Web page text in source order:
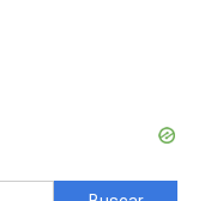
Buscar: